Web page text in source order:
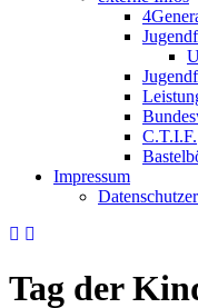
C.T.I.F.
Impressum
Tag der